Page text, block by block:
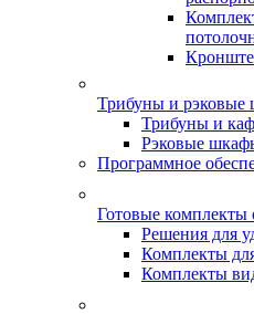
Трибуны и
Трибуны и
Рэковые
Программное
Готовые комплекты
Решения для
Комплекты
Комплекты